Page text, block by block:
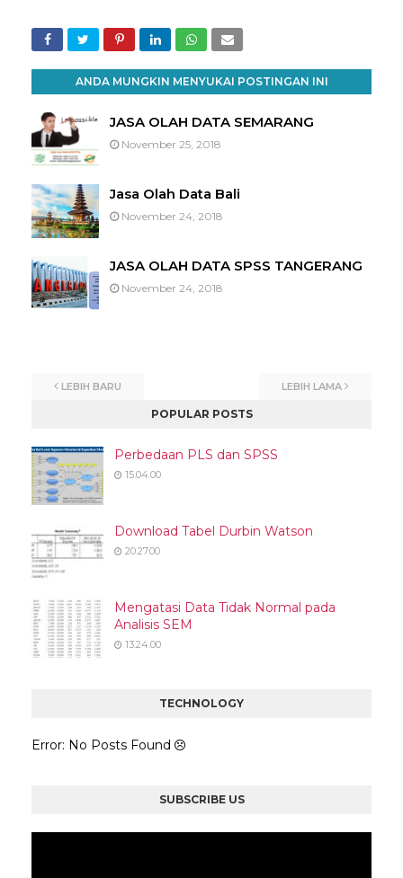
ANDA MUNGKIN MENYUKAI POSTINGAN INI
JASA OLAH DATA SEMARANG
November 25, 2018
Jasa Olah Data Bali
November 24, 2018
JASA OLAH DATA SPSS TANGERANG
November 24, 2018
LEBIH BARU LEBIH LAMA
POPULAR POSTS
Perbedaan PLS dan SPSS
15.04.00
Download Tabel Durbin Watson
20.27.00
Mengatasi Data Tidak Normal pada
Analisis SEM
13.24.00
TECHNOLOGY
Error: No Posts Found
SUBSCRIBE US